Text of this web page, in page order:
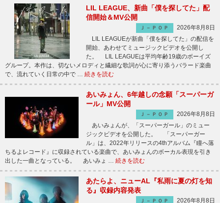
LIL LEAGUE、新曲「僕を探してた」配
信開始＆MV公開
Ｊ－ＰＯＰ
2026年8月8日
LIL LEAGUEが新曲「僕を探してた」の配信を
開始、あわせてミュージックビデオを公開し
た。 LIL LEAGUEは平均年齢19歳のボーイズ
グループ。本作は、切ないメロディと繊細な歌詞が心に寄り添うバラード楽曲
で、流れていく日常の中で … 続きを読む
あいみょん、6年越しの念願「スーパーガ
ール」MV公開
Ｊ－ＰＯＰ
2026年8月8日
あいみょんが、「スーパーガール」のミュー
ジックビデオを公開した。 「スーパーガー
ル」は、2022年リリースの4thアルバム『瞳へ落
ちるよレコード』に収録されている楽曲で、あいみょんのボーカル表現を引き
出した一曲となっている。 あいみょ … 続きを読む
あたらよ、ニューAL『私雨に夏の灯を知
る』収録内容発表
Ｊ－ＰＯＰ
2026年8月8日